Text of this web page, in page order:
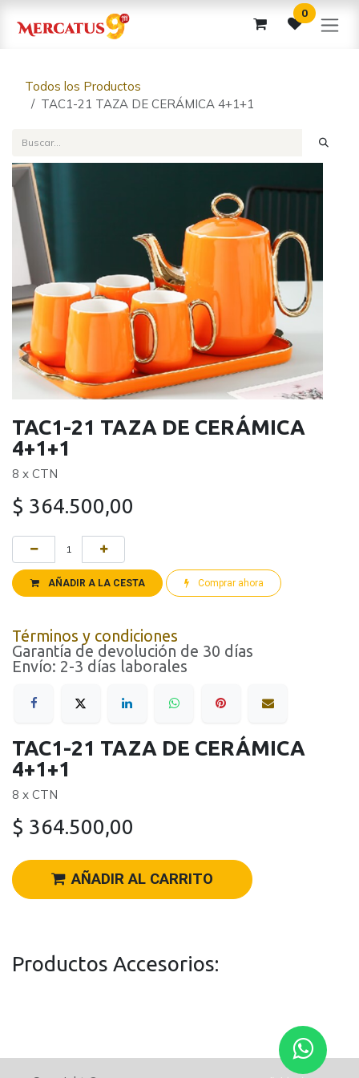
0
Todos los Productos
TAC1-21 TAZA DE CERÁMICA 4+1+1
TAC1-21 TAZA DE CERÁMICA
4+1+1
8 x CTN
$ 364.500,00
AÑADIR A LA CESTA Comprar ahora
Términos y condiciones
Garantía de devolución de 30 días
Envío: 2-3 días laborales
TAC1-21 TAZA DE CERÁMICA
4+1+1
8 x CTN
$ 364.500,00
AÑADIR AL CARRITO
Productos Accesorios: